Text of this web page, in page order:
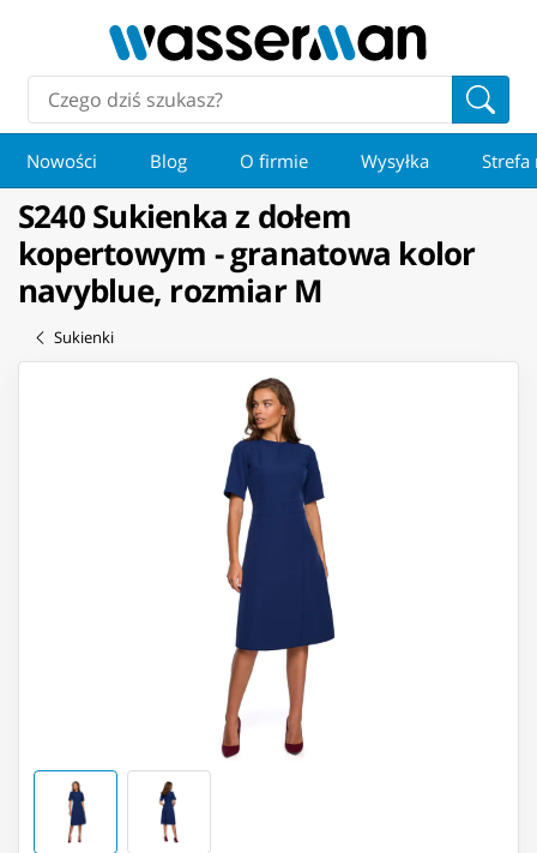
Nowości Blog O firmie Wysyłka Strefa
S240 Sukienka z dołem
kopertowym - granatowa kolor
navyblue, rozmiar M
Sukienki